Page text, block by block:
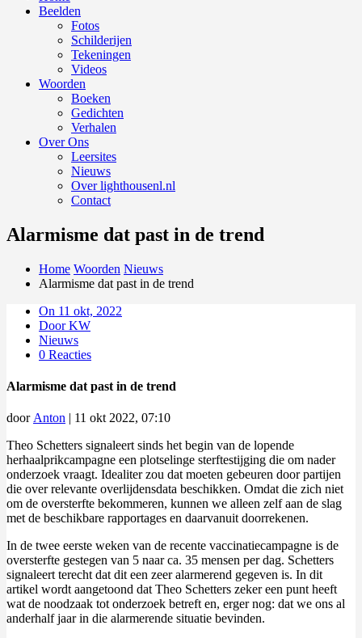
Beelden
Fotos
Schilderijen
Tekeningen
Videos
Woorden
Boeken
Gedichten
Verhalen
Over Ons
Leersites
Nieuws
Over lighthousenl.nl
Contact
Alarmisme dat past in de trend
Home Woorden Nieuws
Alarmisme dat past in de trend
On 11 okt, 2022
Door KW
Nieuws
0 Reacties
Alarmisme dat past in de trend
door Anton | 11 okt 2022, 07:10
Theo Schetters signaleert sinds het begin van de lopende
herhaalprikcampagne een plotselinge sterftestijging die om nader
onderzoek vraagt. Idealiter zou dat moeten gebeuren door partijen
die over relevante overlijdensdata beschikken. Omdat die zich niet
om de oversterfte bekommeren, kunnen we alleen zelf aan de slag
met de beschikbare rapportages en daarvanuit doorrekenen.
In de twee eerste weken van de recente vaccinatiecampagne is de
oversterfte gestegen van 5 naar ca. 35 mensen per dag. Schetters
signaleert terecht dat dit een zeer alarmerend gegeven is. In dit
artikel wordt aangetoond dat Theo Schetters zeker een punt heeft
wat de noodzaak tot onderzoek betreft en, erger nog: dat we ons al
anderhalf jaar in die alarmerende situatie bevinden.